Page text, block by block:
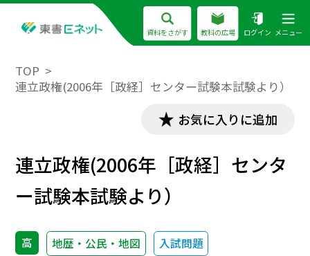
資料をさがす 教科の広場 ログイン メニュー
TOP
連立政権(2006年［政経］センター試験本試験より）
お気に入りに追加
連立政権(2006年［政経］センタ
ー試験本試験より）
高 地歴・公民・地図 入試問題